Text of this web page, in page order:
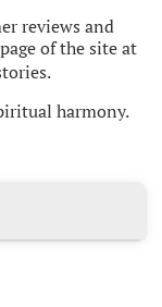
reviews and
of the site at
harmony.